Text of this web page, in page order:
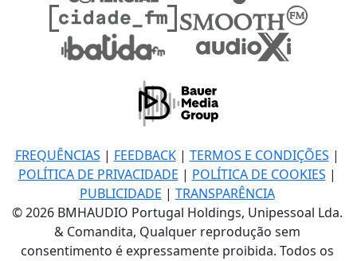
FREQUÊNCIAS | FEEDBACK| TERMOS E CONDIÇÕES |
POLÍTICA DE PRIVACIDADE | POLÍTICA DE COOKIES |
PUBLICIDADE | TRANSPARÊNCIA
© 2026 BMHAUDIO Portugal Holdings, Unipessoal Lda.
& Comandita, Qualquer reprodução sem
consentimento é expressamente proibida. Todos os